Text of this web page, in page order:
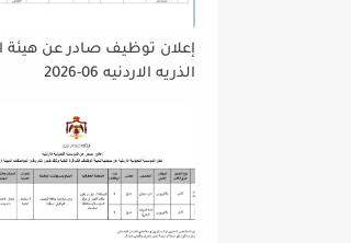
إعلان توظيف صادر عن هيئة
الذريه الاردنيه 06-2026